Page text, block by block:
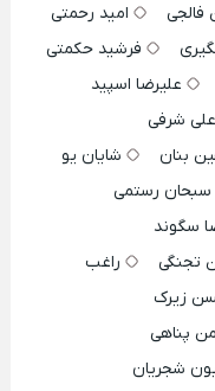
فالجی
امید رحمتی
فرشید حکمتی
علیرضا اسپید
علی شرفی
بنان
شایان یو
سبحان رستمی
سگوند
تجنگی
راغب
زیرک
پناهی
شجریان